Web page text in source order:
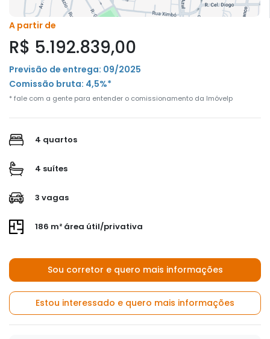
A partir de
R$ 5.192.839,00
Previsão de entrega: 09/2025
Comissão bruta: 4,5%*
* fale com a gente para entender o comissionamento da Imóvelp
4 quartos
4 suítes
3 vagas
186 m² área útil/privativa
Sou corretor e quero mais informações
Estou interessado e quero mais informações